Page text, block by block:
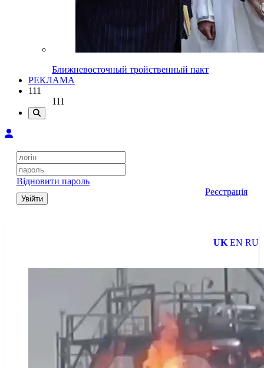
Ближневосточный тройственный пакт
РЕКЛАМА
111
111
Відновити пароль
Увійти
Реєстрація
UK EN RU